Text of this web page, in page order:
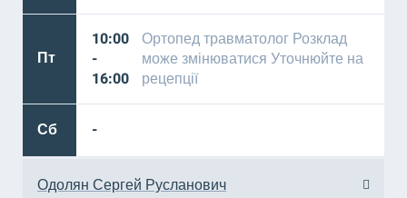
Пт
10:00
-
16:00
Ортопед травматолог Розклад
може змінюватися Уточнюйте на
рецепції
Сб -
Одолян Сергей Русланович